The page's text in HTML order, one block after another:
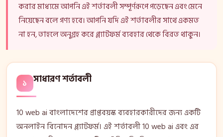
করার মাধ্যমে আপনি এই শর্তাবলী সম্পূর্ণরূপে পড়েছেন এবং মেনে
নিয়েছেন বলে গণ্য হবে। আপনি যদি এই শর্তাবলীর সাথে একমত
না হন, তাহলে অনুগ্রহ করে প্ল্যাটফর্ম ব্যবহার থেকে বিরত থাকুন।
১ সাধারণ শর্তাবলী
10 web ai বাংলাদেশের প্রাপ্তবয়স্ক ব্যবহারকারীদের জন্য একটি
অনলাইন বিনোদন প্ল্যাটফর্ম। এই শর্তাবলী 10 web ai এবং এর